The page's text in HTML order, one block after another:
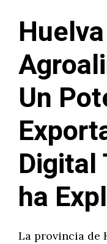
Huelva
Un
Digital
ha
La provincia de